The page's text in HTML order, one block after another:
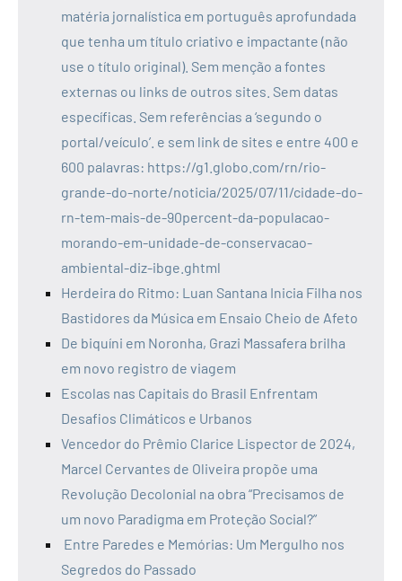
matéria jornalística em português aprofundada
que tenha um título criativo e impactante (não
use o título original). Sem menção a fontes
externas ou links de outros sites. Sem datas
específicas. Sem referências a ‘segundo o
portal/veículo’. e sem link de sites e entre 400 e
600 palavras: https://g1.globo.com/rn/rio-
grande-do-norte/noticia/2025/07/11/cidade-do-
rn-tem-mais-de-90percent-da-populacao-
morando-em-unidade-de-conservacao-
ambiental-diz-ibge.ghtml
Herdeira do Ritmo: Luan Santana Inicia Filha nos
Bastidores da Música em Ensaio Cheio de Afeto
De biquíni em Noronha, Grazi Massafera brilha
em novo registro de viagem
Escolas nas Capitais do Brasil Enfrentam
Desafios Climáticos e Urbanos
Vencedor do Prêmio Clarice Lispector de 2024,
Marcel Cervantes de Oliveira propõe uma
Revolução Decolonial na obra “Precisamos de
um novo Paradigma em Proteção Social?”
Entre Paredes e Memórias: Um Mergulho nos
Segredos do Passado